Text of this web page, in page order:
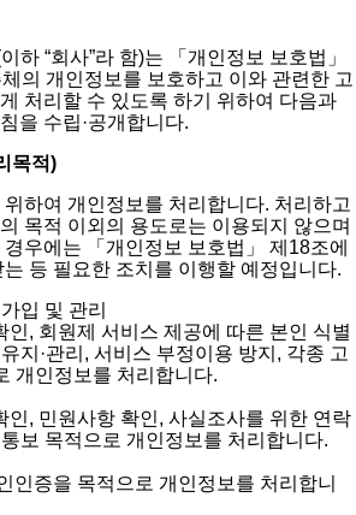
하 “회사”라 함)는 「개인정보 보호법」
의 개인정보를 보호하고 이와 관련한 고
처리할 수 있도록 하기 위하여 다음과
을 수립·공개합니다.
목적)
하여 개인정보를 처리합니다. 처리하고
목적 이외의 용도로는 이용되지 않으며
우에는 「개인정보 보호법」 제18조에
등 필요한 조치를 이행할 예정입니다.
입 및 관리
인, 회원제 서비스 제공에 따른 본인 식별
지·관리, 서비스 부정이용 방지, 각종 고
개인정보를 처리합니다.
인, 민원사항 확인, 사실조사를 위한 연락
보 목적으로 개인정보를 처리합니다.
인증을 목적으로 개인정보를 처리합니